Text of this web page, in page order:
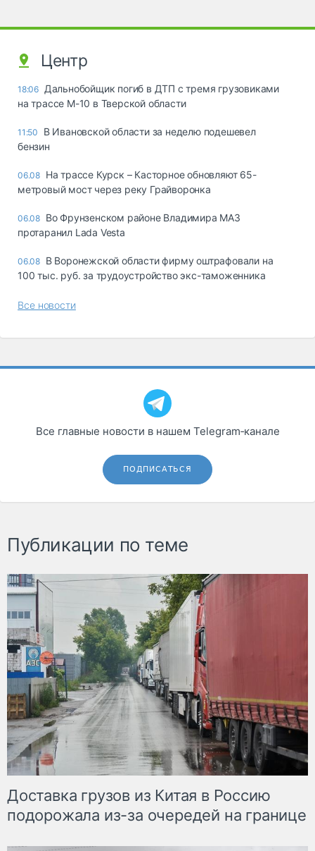
Центр
18:06 Дальнобойщик погиб в ДТП с тремя грузовиками
на трассе М-10 в Тверской области
11:50
В Ивановской области за неделю подешевел
бензин
06.08 На трассе Курск – Касторное обновляют 65-
метровый мост через реку Грайворонка
06.08 Во Фрунзенском районе Владимира МАЗ
протаранил Lada Vesta
06.08 В Воронежской области фирму оштрафовали на
100 тыс. руб. за трудоустройство экс-таможенника
Все новости
Все главные новости в нашем Telegram‑канале
ПОДПИСАТЬСЯ
Публикации по теме
Доставка грузов из Китая в Россию
подорожала из-за очередей на границе